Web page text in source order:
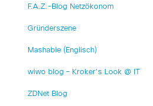
F.A.Z.-Blog Netzökonom
Gründerszene
Mashable (Englisch)
wiwo blog – Kroker's Look @ IT
ZDNet Blog